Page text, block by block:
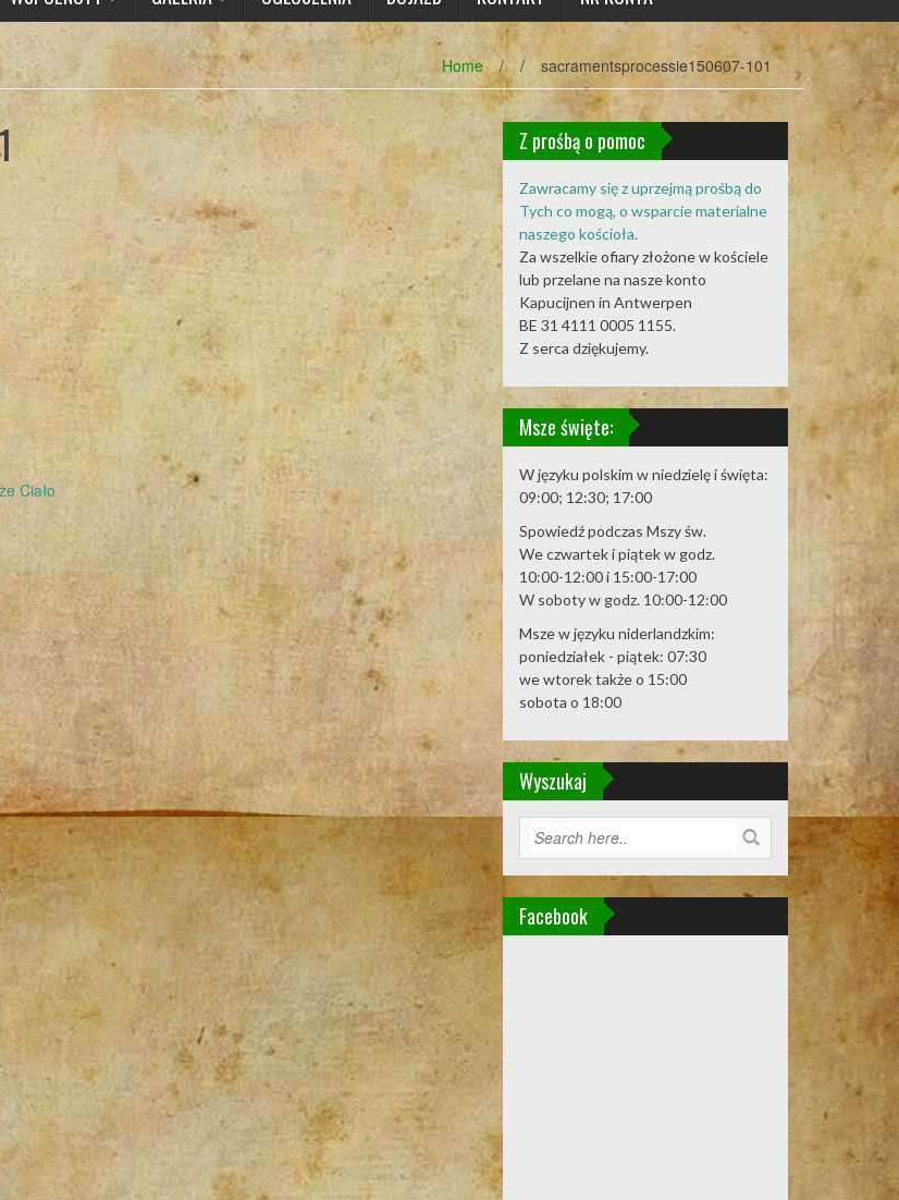
Home / / sacramentsprocessie150607-101
Ciało
Z prośbą o pomoc
Zawracamy się z uprzejmą prośbą do
Tych co mogą, o wsparcie materialne
naszego kościoła.
Za wszelkie ofiary złożone w kościele
lub przelane na nasze konto
Kapucijnen in Antwerpen
BE 31 4111 0005 1155.
Z serca dziękujemy.
Msze święte:
W języku polskim w niedzielę i święta:
09:00; 12:30; 17:00
Spowiedź podczas Mszy św.
We czwartek i piątek w godz.
10:00-12:00 i 15:00-17:00
W soboty w godz. 10:00-12:00
Msze w języku niderlandzkim:
poniedziałek - piątek: 07:30
we wtorek także o 15:00
sobota o 18:00
Wyszukaj
Facebook